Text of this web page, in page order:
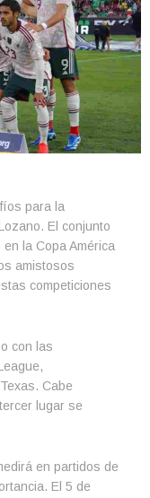
para la
El conjunto
la Copa América
amistosos
competiciones
con las
Cabe
lugar se
en partidos de
El 5 de